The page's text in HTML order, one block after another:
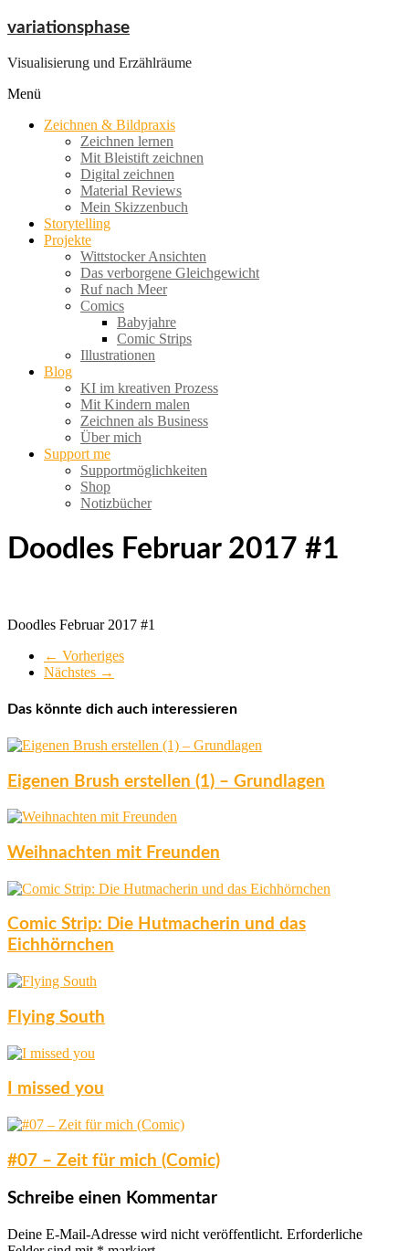
Zum
springen
variationsphase
Visualisierung und Erzählräume
Menü
Zeichnen & Bildpraxis
Zeichnen lernen
Mit Bleistift zeichnen
Digital zeichnen
Material Reviews
Mein Skizzenbuch
Storytelling
Projekte
Wittstocker Ansichten
Das verborgene Gleichgewicht
Ruf nach Meer
Comics
Babyjahre
Comic Strips
Illustrationen
Blog
KI im kreativen Prozess
Mit Kindern malen
Zeichnen als Business
Über mich
Support me
Supportmöglichkeiten
Shop
Notizbücher
Doodles Februar 2017 #1
Doodles Februar 2017 #1
← Vorheriges
Nächstes →
Das könnte dich auch interessieren
Eigenen Brush erstellen (1) – Grundlagen
Weihnachten mit Freunden
Comic Strip: Die Hutmacherin und das
Eichhörnchen
Flying South
I missed you
#07 – Zeit für mich (Comic)
Schreibe einen Kommentar
Deine E-Mail-Adresse wird nicht veröffentlicht. Erforderliche